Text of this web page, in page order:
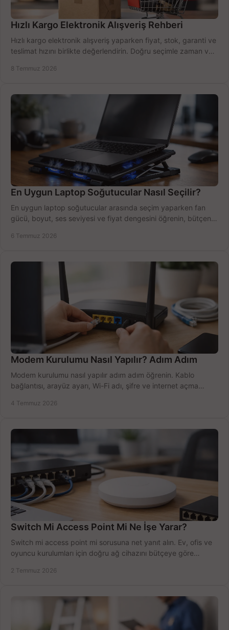
Hızlı Kargo Elektronik Alışveriş Rehberi
Hızlı kargo elektronik alışveriş yaparken fiyat, stok, garanti ve
teslimat hızını birlikte değerlendirin. Doğru seçimle zaman ve
8 Temmuz 2026
En Uygun Laptop Soğutucular Nasıl Seçilir?
En uygun laptop soğutucular arasında seçim yaparken fan
gücü, boyut, ses seviyesi ve fiyat dengesini öğrenin, bütçenizi
6 Temmuz 2026
Modem Kurulumu Nasıl Yapılır? Adım Adım
Modem kurulumu nasıl yapılır adım adım öğrenin. Kablo
bağlantısı, arayüz ayarı, Wi-Fi adı, şifre ve internet açma
4 Temmuz 2026
Switch Mi Access Point Mi Ne İşe Yarar?
Switch mi access point mi sorusuna net yanıt alın. Ev, ofis ve
oyuncu kurulumları için doğru ağ cihazını bütçeye göre
2 Temmuz 2026